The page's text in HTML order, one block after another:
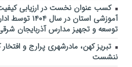
کسب عنوان نخست در ارزیابی
آموزشی استان در
توسعه و تجهیز مدارس آذربایجان
تبریز کهن، مادرشهری پرارج و افتخار
ننشست